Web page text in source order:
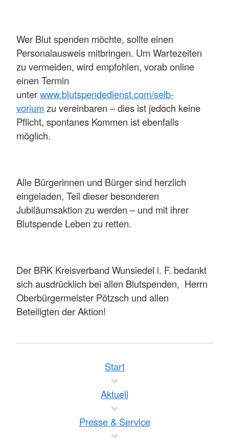
Wer Blut spenden möchte, sollte einen
Personalausweis mitbringen. Um Wartezeiten
zu vermeiden, wird empfohlen, vorab online
einen Termin
unterwww.blutspendedienst.com/selb-
vorium zu vereinbaren – dies ist jedoch keine
Pflicht, spontanes Kommen ist ebenfalls
möglich.
Alle Bürgerinnen und Bürger sind herzlich
eingeladen, Teil dieser besonderen
Jubiläumsaktion zu werden – und mit ihrer
Blutspende Leben zu retten.
Der BRK Kreisverband Wunsiedel i. F. bedankt
sich ausdrücklich bei allen Blutspenden, Herrn
Oberbürgermeister Pötzsch und allen
Beteiligten der Aktion!
Start
Aktuell
Presse & Service